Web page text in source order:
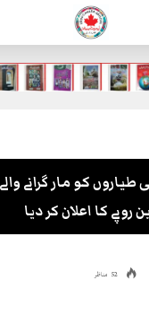
طیاروں کو مار گرانے
52 مناظر